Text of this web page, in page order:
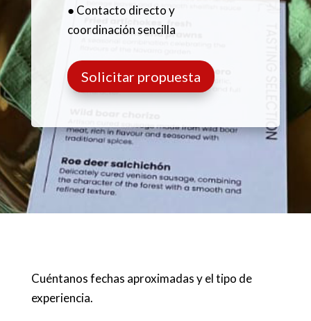
● Contacto directo y
coordinación sencilla
Solicitar propuesta
Cuéntanos fechas aproximadas y el tipo de
experiencia.